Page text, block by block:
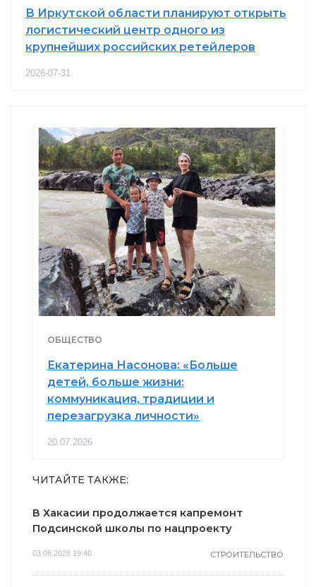
В Иркутской области планируют открыть
логистический центр одного из
крупнейших российских ретейлеров
2026-07-31
ОБЩЕСТВО
Екатерина Насонова: «Больше
детей, больше жизни:
коммуникация, традиции и
перезагрузка личности»
20.07.2026
ЧИТАЙТЕ ТАКЖЕ:
В Хакасии продолжается капремонт
Подсинской школы по нацпроекту
03.08.2026 19:40 СТРОИТЕЛЬСТВО